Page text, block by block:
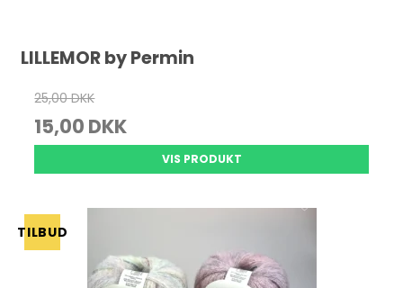
LILLEMOR by Permin
25,00 DKK
15,00 DKK
VIS PRODUKT
TILBUD